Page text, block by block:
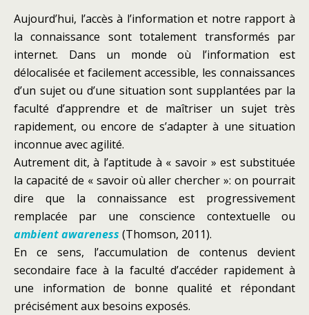
Aujourd’hui, l’accès à l’information et notre rapport à
la connaissance sont totalement transformés par
internet. Dans un monde où l’information est
délocalisée et facilement accessible, les connaissances
d’un sujet ou d’une situation sont supplantées par la
faculté d’apprendre et de maîtriser un sujet très
rapidement, ou encore de s’adapter à une situation
inconnue avec agilité.
Autrement dit, à l’aptitude à « savoir » est substituée
la capacité de « savoir où aller chercher »: on pourrait
dire que la connaissance est progressivement
remplacée par une conscience contextuelle ou
ambient awareness (Thomson, 2011).
En ce sens, l’accumulation de contenus devient
secondaire face à la faculté d’accéder rapidement à
une information de bonne qualité et répondant
précisément aux besoins exposés.